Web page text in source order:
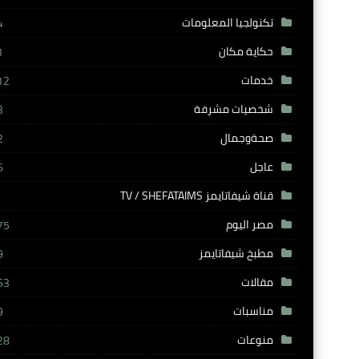
تكنولجيا المعلومات
حكاية مكان
خدمات
شخصيات مشرفة
صحةوجمال
عاجل
قناة شيفاتايمز TV / SHEFATAIMS
مصر اليوم
مطبخ شيفاتايمز
مقالات
مناسبات
منوعات